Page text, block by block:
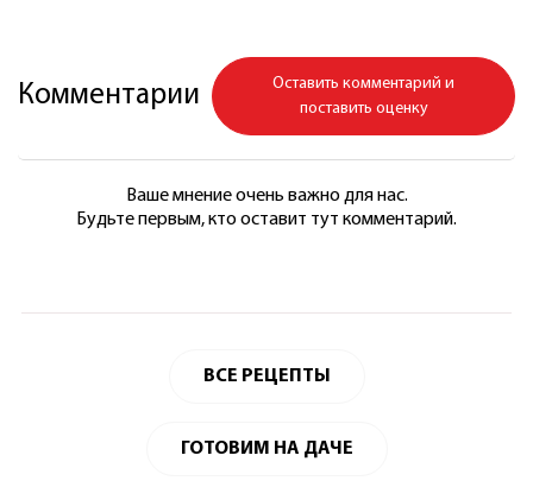
Комментарии
Оставить комментарий и
поставить оценку
Ваше мнение очень важно для нас.
Будьте первым, кто оставит тут комментарий.
ВСЕ РЕЦЕПТЫ
ГОТОВИМ НА ДАЧЕ